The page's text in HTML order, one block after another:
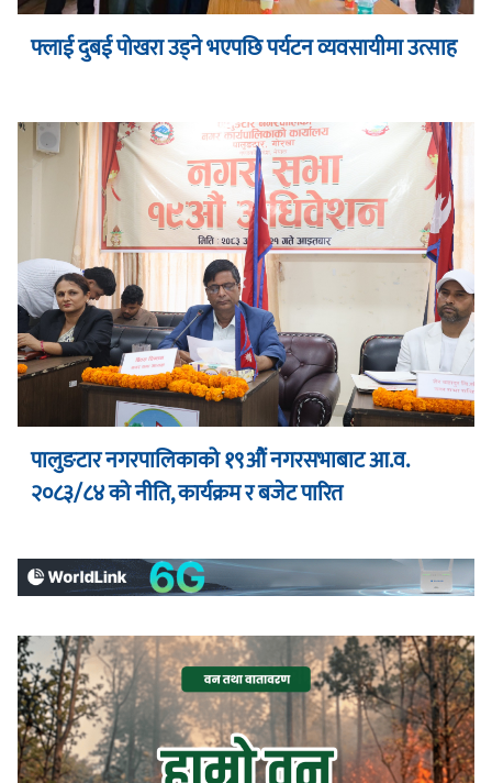
फ्लाई दुबई पोखरा उड्ने भएपछि पर्यटन व्यवसायीमा उत्साह
पालुङटार नगरपालिकाको १९औं नगरसभाबाट आ.व.
२०८३/८४ को नीति, कार्यक्रम र बजेट पारित